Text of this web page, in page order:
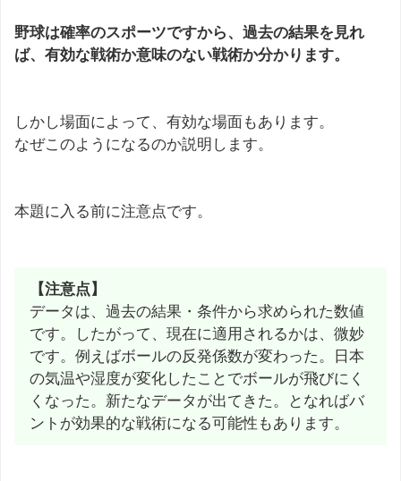
野球は確率のスポーツですから、過去の結果を見れ
ば、有効な戦術か意味のない戦術か分かります。
しかし場面によって、有効な場面もあります。
なぜこのようになるのか説明します。
本題に入る前に注意点です。
【注意点】
データは、過去の結果・条件から求められた数値
です。したがって、現在に適用されるかは、微妙
です。例えばボールの反発係数が変わった。日本
の気温や湿度が変化したことでボールが飛びにく
くなった。新たなデータが出てきた。となればバ
ントが効果的な戦術になる可能性もあります。